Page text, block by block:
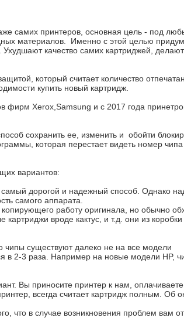
самих принтеров, основная цель - под
материалов. Именно с этой целью
качество самих картриджей,
который считает количество
купить новый картридж.
фирм Xerox,Samsung и с 2017 года
сохранить ее, изменить и обойти
которая перестает видеть номер чипа
вариантов:
самый дорогой и надежный способ. Однако
самого аппарата.
работу оригинала, но обычно
вроде кактус, и т.д. они из коробки
чипы существуют далеко не на все модели
в 2-3 раза. Например на новые модели HP,
Вы приносите принтер к нам,
всегда считает картридж полным. Об
что в случае возникновения проблем вам